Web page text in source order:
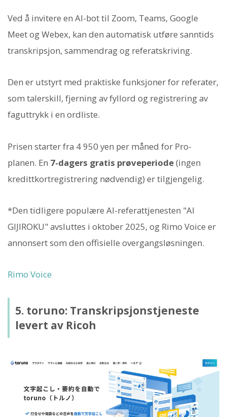
Ved å invitere en AI-bot til Zoom, Teams, Google
Meet og Webex, kan den automatisk utføre sanntids
transkripsjon, sammendrag og referatskriving.
Den er utstyrt med praktiske funksjoner for referater,
som talerskill, fjerning av fyllord og registrering av
faguttrykk i en ordliste.
Prisen starter fra 4 950 yen per måned for Pro-
planen. En 7-dagers gratis prøveperiode(ingen
kredittkortregistrering nødvendig) er tilgjengelig.
*Den tidligere populære AI-referattjenesten "AI
GIJIROKU" avsluttes i oktober 2025, og Rimo Voice er
annonsert som den offisielle overgangsløsningen.
Rimo Voice
5. toruno: Transkripsjonstjeneste
levert av Ricoh